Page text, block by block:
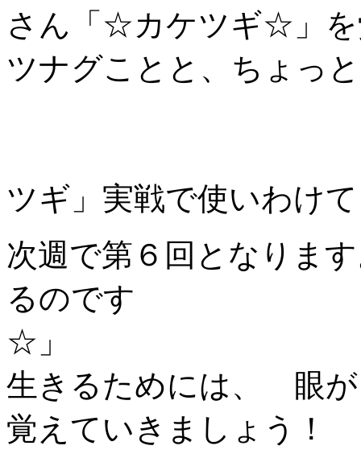
さん「☆カケツギ☆」を
ツナグことと、ちょっ
ツギ」実戦で使いわけ
次週で第６回となりま
るのです
生きるためには
覚えていき